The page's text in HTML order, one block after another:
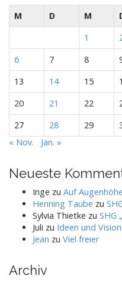
M D M
1
6
7 8
13
14 15
20
21 22
27
28 29
« Nov.
Jan. »
Neueste
Inge zu Auf Augenhöhe
Henning Taube zu
Sylvia Thietke zu SHG
Juli zu Ideen und
Jean zu Viel freier
Archiv